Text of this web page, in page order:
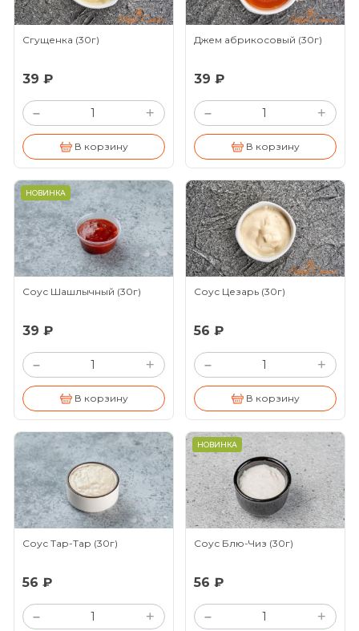
Сгущенка (30г)
39 ₽
– +
В корзину
Джем абрикосовый (30г)
39 ₽
– +
В корзину
НОВИНКА
Соус Шашлычный (30г)
39 ₽
– +
В корзину
Соус Цезарь (30г)
56 ₽
– +
В корзину
Соус Тар-Тар (30г)
56 ₽
– +
НОВИНКА
Соус Блю-Чиз (30г)
56 ₽
– +